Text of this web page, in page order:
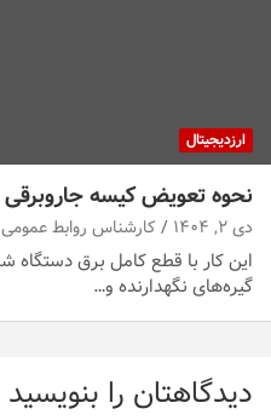
ارزدیجیتال
نحوه تعویض کیسه جاروبرقی
دی ۲, ۱۴۰۴ کارشناس روابط عمومی
این کار با قطع کامل برق
گیره‌های نگهدارنده و…
دیدگاهتان را بنویسید